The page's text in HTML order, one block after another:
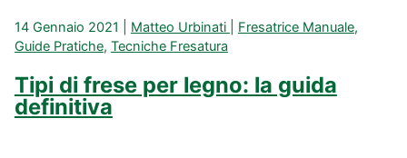
14 Gennaio 2021 Matteo Urbinati Fresatrice Manuale,
Guide Pratiche, Tecniche Fresatura
Tipi di frese per legno: la guida
definitiva